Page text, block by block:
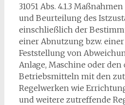
31051 Abs. 4.1.3
und Beurteilung des
einschließlich der
einer Abnutzung bzw.
Feststellung von
Anlage, Maschine oder
Betriebsmitteln mit den
Regelwerken wie
und weitere zutreffende